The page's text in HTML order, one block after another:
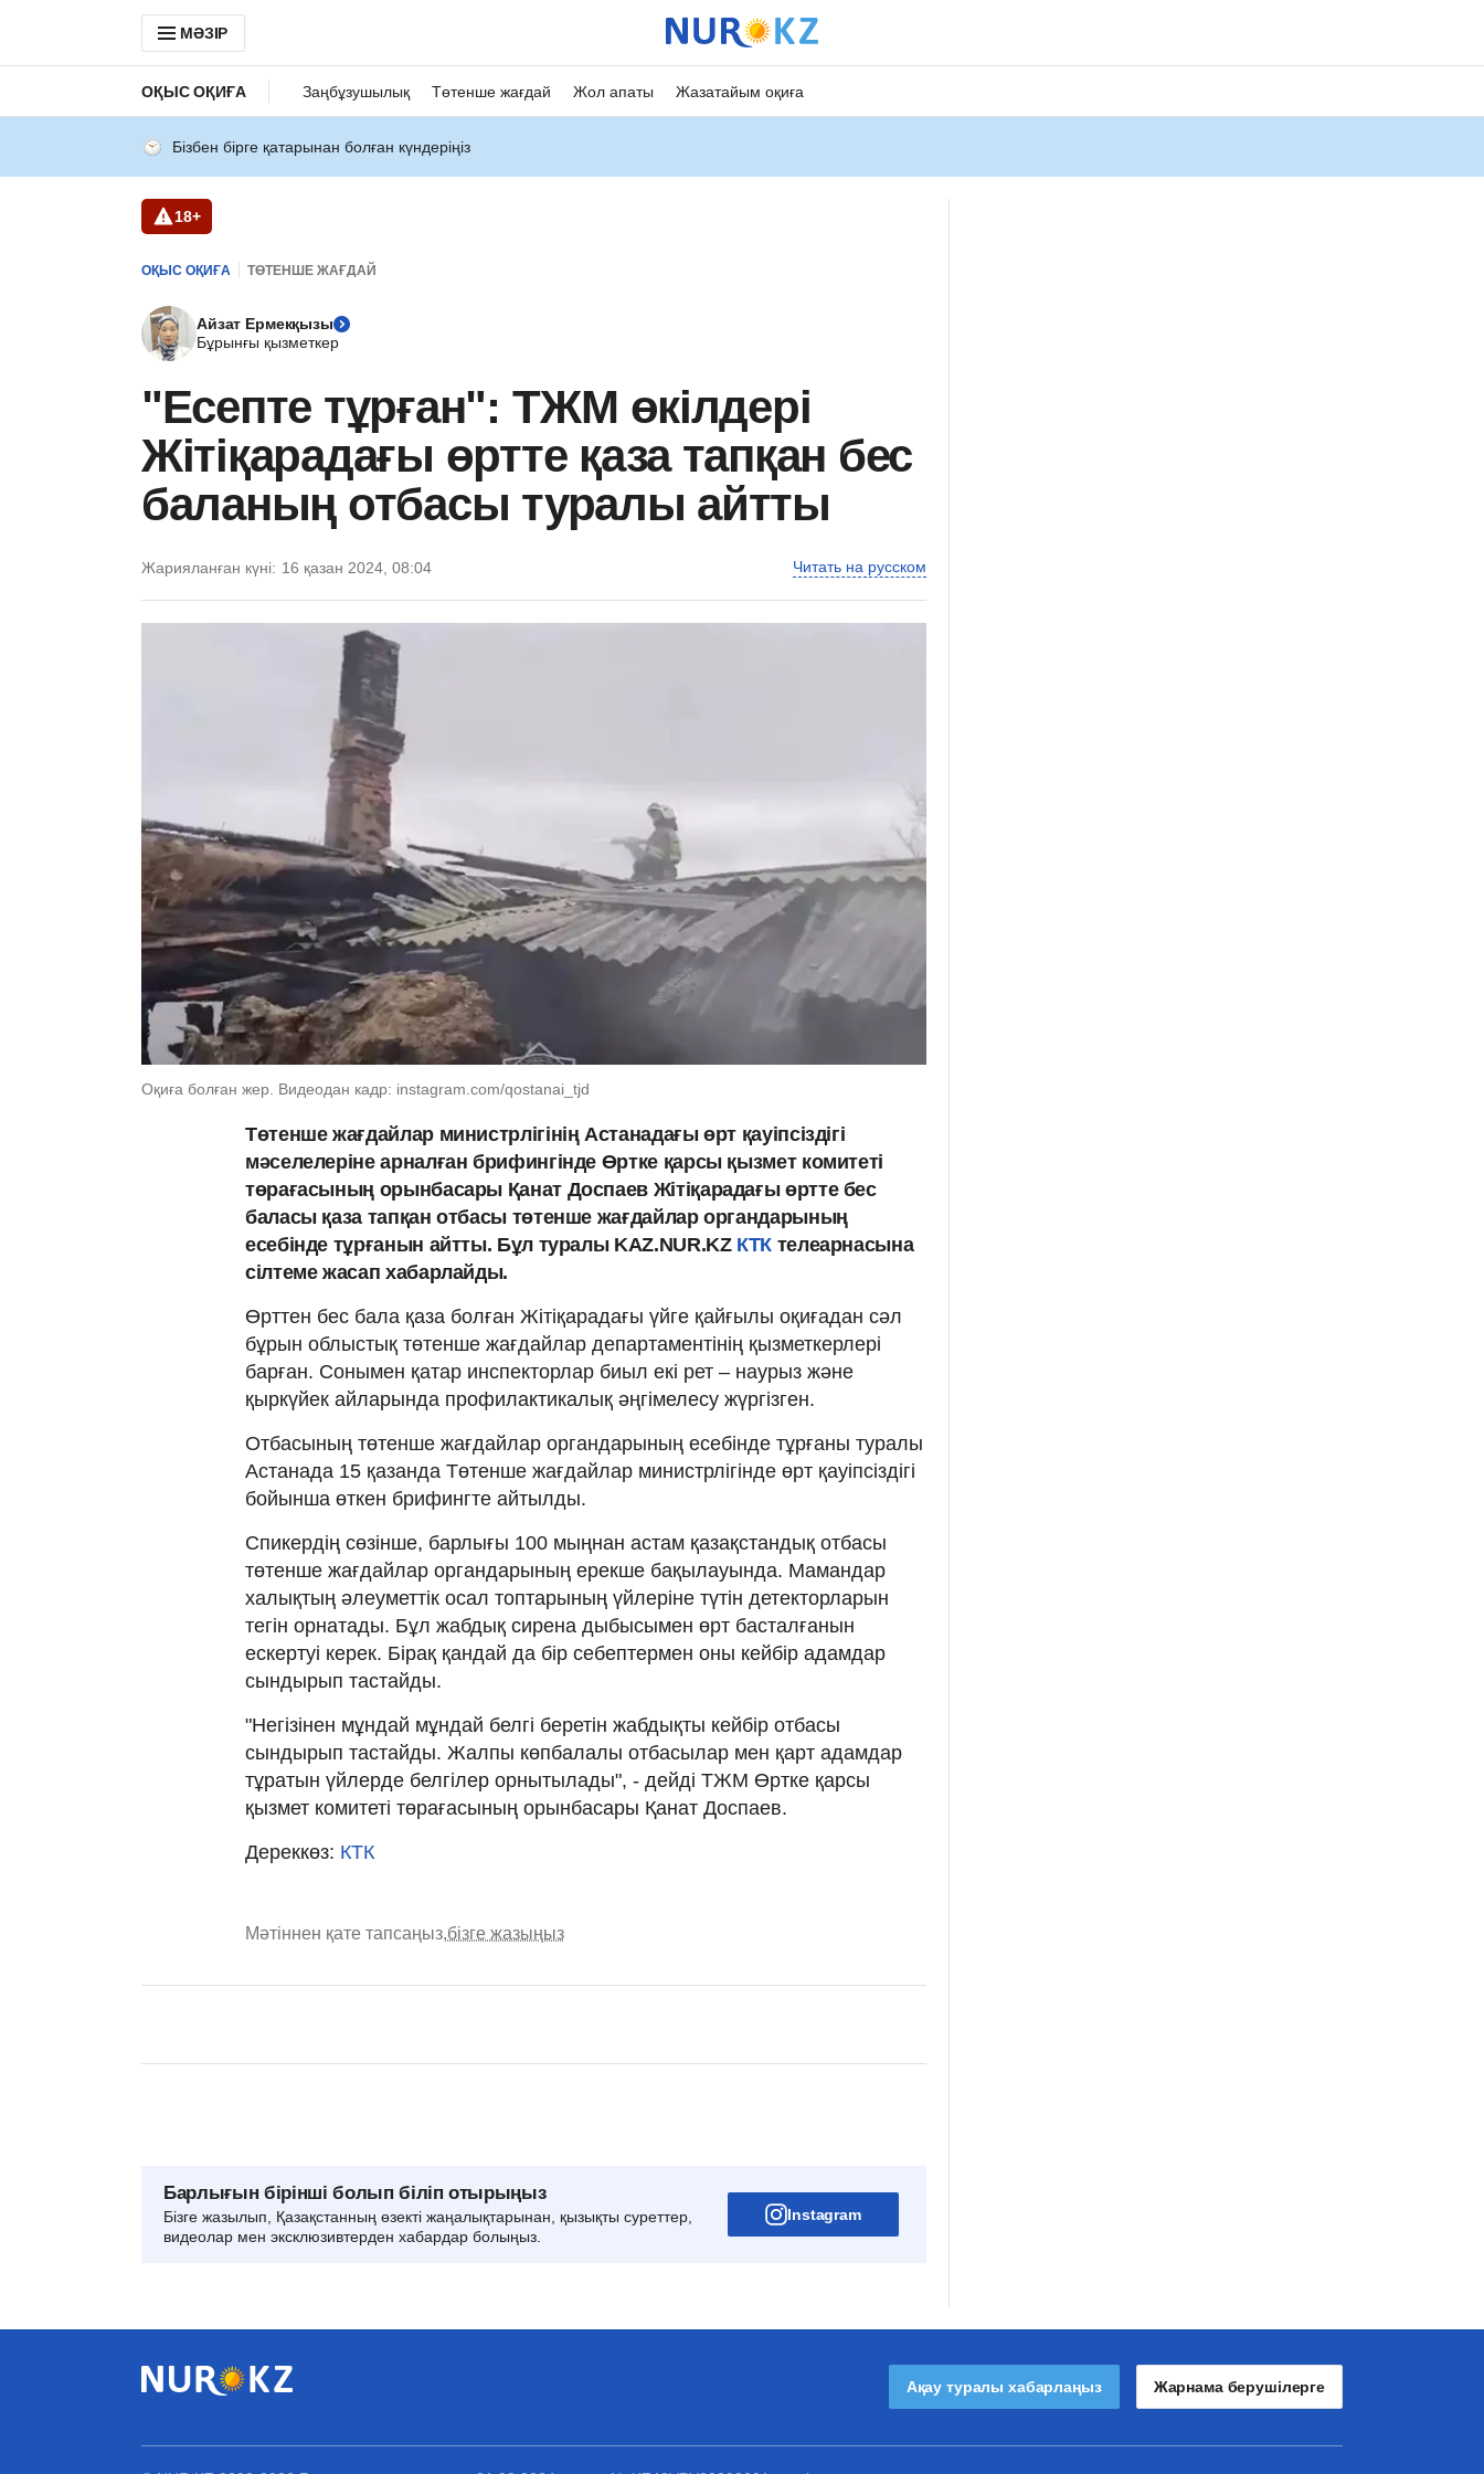
МӘЗІР
ОҚЫС ОҚИҒА Заңбұзушылық Төтенше жағдай Жол апаты Жазатайым оқиға
Бізбен бірге қатарынан болған күндеріңіз
18+
ОҚЫС ОҚИҒА ТӨТЕНШЕ ЖАҒДАЙ
Айзат Ермекқызы
Бұрынғы қызметкер
"Есепте тұрған": ТЖМ өкілдері
Жітіқарадағы өртте қаза тапқан бес
баланың отбасы туралы айтты
Жарияланған күні: 16 қазан 2024, 08:04 Читать на русском
Оқиға болған жер. Видеодан кадр: instagram.com/qostanai_tjd
Төтенше жағдайлар министрлігінің Астанадағы өрт қауіпсіздігі
мәселелеріне арналған брифингінде Өртке қарсы қызмет комитеті
төрағасының орынбасары Қанат Доспаев Жітіқарадағы өртте бес
баласы қаза тапқан отбасы төтенше жағдайлар органдарының
есебінде тұрғанын айтты. Бұл туралы KAZ.NUR.KZ КТК телеарнасына
сілтеме жасап хабарлайды.
Өрттен бес бала қаза болған Жітіқарадағы үйге қайғылы оқиғадан сәл
бұрын облыстық төтенше жағдайлар департаментінің қызметкерлері
барған. Сонымен қатар инспекторлар биыл екі рет – наурыз және
қыркүйек айларында профилактикалық әңгімелесу жүргізген.
Отбасының төтенше жағдайлар органдарының есебінде тұрғаны туралы
Астанада 15 қазанда Төтенше жағдайлар министрлігінде өрт қауіпсіздігі
бойынша өткен брифингте айтылды.
Спикердің сөзінше, барлығы 100 мыңнан астам қазақстандық отбасы
төтенше жағдайлар органдарының ерекше бақылауында. Мамандар
халықтың әлеуметтік осал топтарының үйлеріне түтін детекторларын
тегін орнатады. Бұл жабдық сирена дыбысымен өрт басталғанын
ескертуі керек. Бірақ қандай да бір себептермен оны кейбір адамдар
сындырып тастайды.
"Негізінен мұндай мұндай белгі беретін жабдықты кейбір отбасы
сындырып тастайды. Жалпы көпбалалы отбасылар мен қарт адамдар
тұратын үйлерде белгілер орнытылады", - дейді ТЖМ Өртке қарсы
қызмет комитеті төрағасының орынбасары Қанат Доспаев.
Дереккөз: КТК
Мәтіннен қате тапсаңыз,бізге жазыңыз
Барлығын бірінші болып біліп отырыңыз
Бізге жазылып, Қазақстанның өзекті жаңалықтарынан, қызықты суреттер,
видеолар мен эксклюзивтерден хабардар болыңыз.
Instagram
Ақау туралы хабарлаңыз Жарнама берушілерге